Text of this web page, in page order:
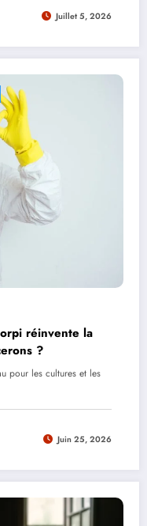
Juillet 5, 2026
réinvente la
?
pour les cultures et les
Juin 25, 2026